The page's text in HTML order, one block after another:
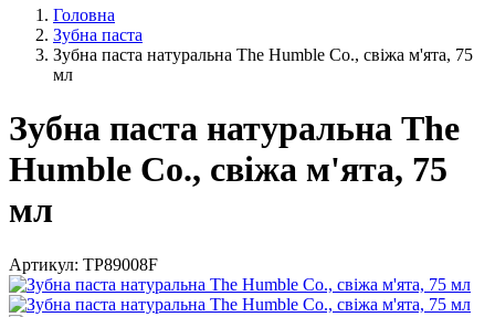
Головна
Зубна паста
Зубна паста натуральна The Humble Co., свіжа м'ята, 75
мл
Зубна паста натуральна The
Humble Co., свіжа м'ята, 75
мл
Артикул: TP89008F